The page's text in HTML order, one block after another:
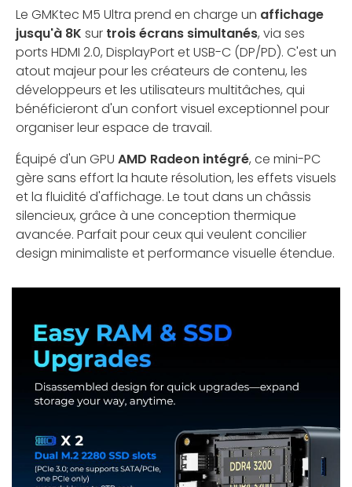
Le GMKtec M5 Ultra prend en charge un affichage
jusqu'à 8K sur trois écrans simultanés, via ses
ports HDMI 2.0, DisplayPort et USB-C (DP/PD). C'est un
atout majeur pour les créateurs de contenu, les
développeurs et les utilisateurs multitâches, qui
bénéficieront d'un confort visuel exceptionnel pour
organiser leur espace de travail.
Équipé d'un GPU AMD Radeon intégré, ce mini-PC
gère sans effort la haute résolution, les effets visuels
et la fluidité d'affichage. Le tout dans un châssis
silencieux, grâce à une conception thermique
avancée. Parfait pour ceux qui veulent concilier
design minimaliste et performance visuelle étendue.